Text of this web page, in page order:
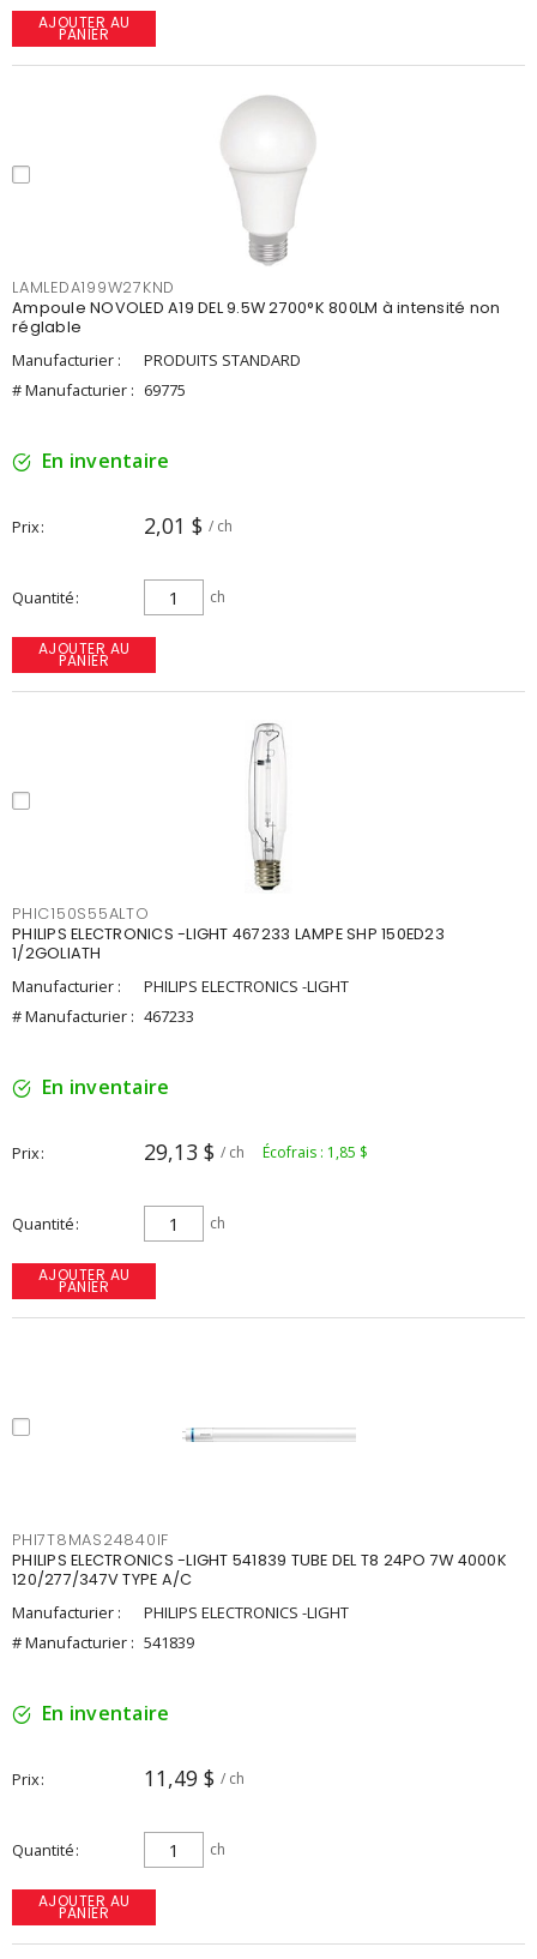
AJOUTER AU
PANIER
LAMLEDA199W27KND
Ampoule NOVOLED A19 DEL 9.5W 2700°K 800LM à intensité non
réglable
Manufacturier :
PRODUITS STANDARD
# Manufacturier : 69775
En inventaire
Prix 2,01 $ / ch
Quantité ch
AJOUTER AU
PANIER
PHIC150S55ALTO
PHILIPS ELECTRONICS -LIGHT 467233 LAMPE SHP 150ED23
1/2GOLIATH
Manufacturier :
PHILIPS ELECTRONICS -LIGHT
# Manufacturier : 467233
En inventaire
Prix 29,13 $ / ch Écofrais : 1,85 $
Quantité ch
AJOUTER AU
PANIER
PHI7T8MAS24840IF
PHILIPS ELECTRONICS -LIGHT 541839 TUBE DEL T8 24PO 7W 4000K
120/277/347V TYPE A/C
Manufacturier :
PHILIPS ELECTRONICS -LIGHT
# Manufacturier : 541839
En inventaire
Prix 11,49 $ / ch
Quantité ch
AJOUTER AU
PANIER